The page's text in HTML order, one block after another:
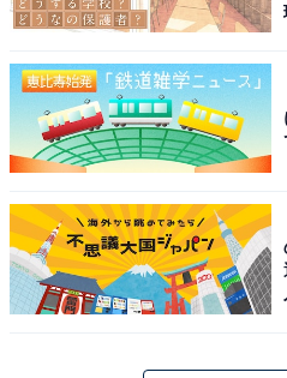
した。
※回答者のコメントは原文マ
連続ドラマＷ だか